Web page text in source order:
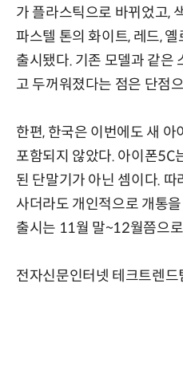
가 플라스틱으로 바뀌었고,
파스텔 톤의 화이트, 레드,
출시됐다. 기존 모델과 같은
고 두꺼워졌다는 점은 단점
한편, 한국은 이번에도 새 아
포함되지 않았다. 아이폰5C
된 단말기가 아닌 셈이다.
사더라도 개인적으로 개통
출시는 11월 말~12월쯤으
전자신문인터넷 테크트렌드